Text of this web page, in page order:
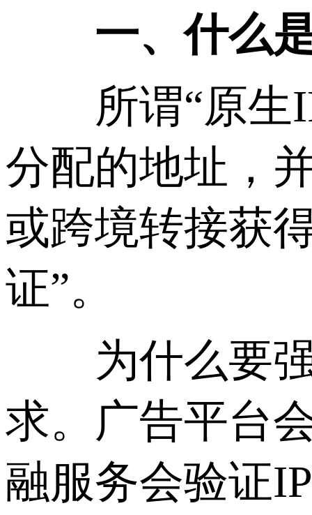
一、什么是
所谓“原生
分配的地址，
或跨境转接获
证”。
为什么要强
求。广告平台
融服务会验证